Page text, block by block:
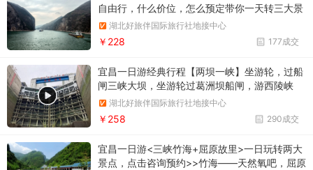
自由行，什么价位，怎么预定带你一天转三大景
点，全程无隐形消费，价格公开透明
湖北好旅伴国际旅行社地接中心
177成交
￥228
宜昌一日游经典行程【两坝一峡】坐游轮，过船
闸三峡大坝，坐游轮过葛洲坝船闸，游西陵峡
湖北好旅伴国际旅行社地接中心
290成交
￥258
宜昌一日游<三峡竹海+屈原故里>一日玩转两大
景点，点击咨询预约>>竹海——天然氧吧，屈原